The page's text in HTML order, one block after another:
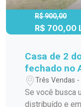
R$ 900,00
R$ 700,00
Casa de 2
fechado no
Três Vendas
Se você busca
distribuído e